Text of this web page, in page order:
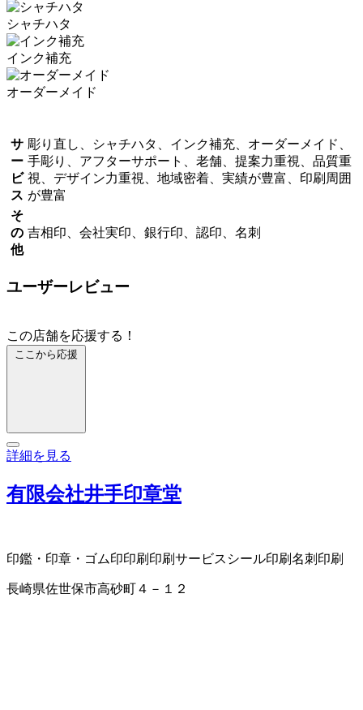
シャチハタ
インク補充
オーダーメイド
サ
ー
ビ
ス
彫り直し、シャチハタ、インク補充、オーダーメイド、
手彫り、アフターサポート、老舗、提案力重視、品質重
視、デザイン力重視、地域密着、実績が豊富、印刷周囲
が豊富
そ
の
他
吉相印、会社実印、銀行印、認印、名刺
ユーザーレビュー
この店舗を応援する！
ここから応援
詳細を見る
有限会社井手印章堂
印鑑・印章・ゴム印印刷 印刷サービス シール印刷名刺印刷
長崎県佐世保市高砂町４－１２